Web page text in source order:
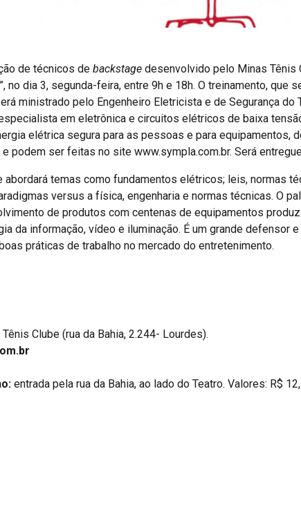
de técnicos de backstage desenvolvido pelo Minas Tênis
no dia 3, segunda-feira, entre 9h e 18h. O treinamento, que
ministrado pelo Engenheiro Eletricista e de Segurança do
em eletrônica e circuitos elétricos de baixa
elétrica segura para as pessoas e para equipamentos,
podem ser feitas no site www.sympla.com.br. Será
abordará temas como fundamentos elétricos; leis, normas
versus a física, engenharia e normas técnicas. O
de produtos com centenas de equipamentos
da informação, vídeo e iluminação. É um grande defensor
práticas de trabalho no mercado do entretenimento.
Clube (rua da Bahia, 2.244- Lourdes).
entrada pela rua da Bahia, ao lado do Teatro. Valores: R$